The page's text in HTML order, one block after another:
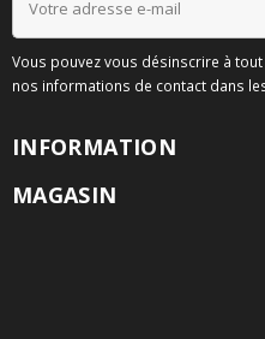
Vous pouvez vous désinscrire à
nos informations de contact dans
INFORMATION
MAGASIN